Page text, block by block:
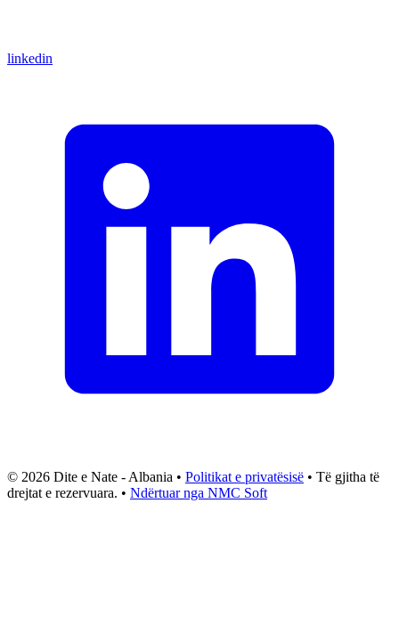
linkedin
© 2026 Dite e Nate - Albania • Politikat e privatësisë • Të gjitha të
drejtat e rezervuara. • Ndërtuar nga NMC Soft